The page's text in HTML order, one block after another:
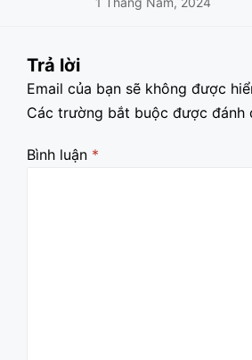
Trả lời
Email của bạn sẽ không được
Các trường bắt buộc được đánh
Bình luận *